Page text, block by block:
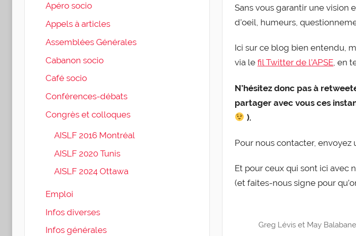
Sans vous garantir une vision
d’oeil, humeurs,
Ici sur ce blog bien entendu,
via lefil Twitter de l’APSE, en
N’hésitez donc pas à
partager avec vous ces
).
Pour nous contacter, envoyez
Et pour ceux qui sont ici avec
(et faites-nous signe pour
Greg Lévis et May
Apéro socio
Appels à articles
Assemblées Générales
Cabanon socio
Café socio
Conférences-débats
Congrès et colloques
AISLF 2016 Montréal
AISLF 2020 Tunis
AISLF 2024 Ottawa
Emploi
Infos diverses
Infos générales